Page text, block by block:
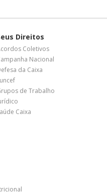
Direitos
Coletivos
Nacional
da Caixa
de Trabalho
Caixa